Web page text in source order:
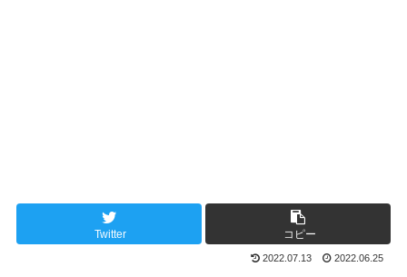
Twitter コピー
2022.07.13 2022.06.25